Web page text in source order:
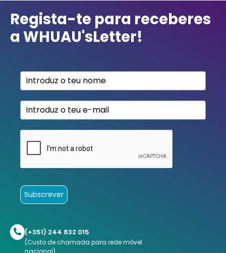
Regista-te para receberes
a WHUAU'sLetter!
Subscrever
(+351) 244 832 015
(Custo de chamada para rede móvel
nacional)